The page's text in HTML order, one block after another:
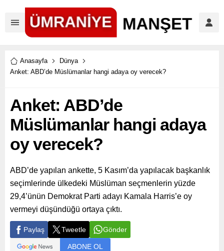
Anasayfa
Dünya
Anket: ABD’de Müslümanlar hangi adaya oy verecek?
Anket: ABD’de
Müslümanlar hangi adaya
oy verecek?
ABD’de yapılan ankette, 5 Kasım’da yapılacak başkanlık
seçimlerinde ülkedeki Müslüman seçmenlerin yüzde
29,4’ünün Demokrat Parti adayı Kamala Harris’e oy
vermeyi düşündüğü ortaya çıktı.
Paylaş Tweetle Gönder
ABONE OL